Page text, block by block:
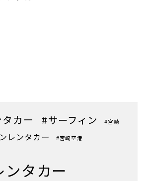
カー #サーフィン #宮崎
レンタカー
#宮崎空港
ンタカー